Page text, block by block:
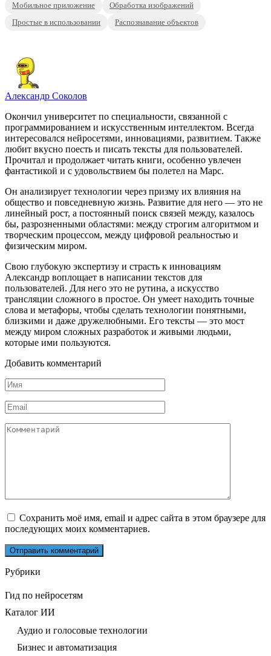
Мобильное приложение
Обработка изображений
Простые в использовании
Распознавание объектов
Александр Соколов
Окончил университет по специальности, связанной с
программированием и искусственным интеллектом. Всегда
интересовался нейросетями, инновациями, развитием. Также
любит вкусно поесть и писать тексты для пользователей.
Прочитал и продолжает читать книги, особенно увлечен
фантастикой и с удовольствием бы полетел на Марс.
Он анализирует технологии через призму их влияния на
общество и повседневную жизнь. Развитие для него — это не
линейный рост, а постоянный поиск связей между, казалось
бы, разрозненными областями: между строгим алгоритмом и
творческим процессом, между цифровой реальностью и
физическим миром.
Свою глубокую экспертизу и страсть к инновациям
Александр воплощает в написании текстов для
пользователей. Для него это не рутина, а искусство
трансляции сложного в простое. Он умеет находить точные
слова и метафоры, чтобы сделать технологии понятными,
близкими и даже дружелюбными. Его тексты — это мост
между миром сложных разработок и живыми людьми,
которые ими пользуются.
Добавить комментарий
Имя
*
Email
*
Комментарий
Сохранить моё имя, email и адрес сайта в этом браузере для
последующих моих комментариев.
Рубрики
Гид по нейросетям
Каталог ИИ
Аудио и голосовые технологии
Бизнес и автоматизация